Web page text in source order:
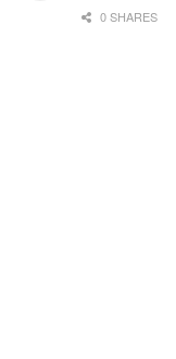
0 SHARES